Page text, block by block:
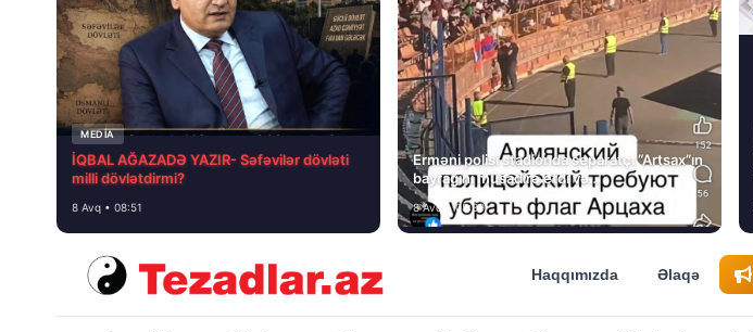
MEDİA
İQBAL AĞAZADƏ YAZIR- Səfəvilər dövləti
milli dövlətdirmi?
8 Avq • 08:51
Erməni polisi stadionda separatçı “Artsax”ın
bayrağını müsadirə etdi və…
8 Avq • 08:39
Haqqımızda Əlaqə